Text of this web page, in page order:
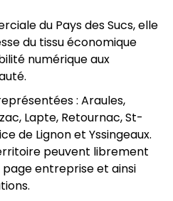
du Pays des Sucs, elle
du tissu économique
numérique aux
: Araules,
Lapte, Retournac, St-
de Lignon et Yssingeaux.
peuvent librement
entreprise et ainsi